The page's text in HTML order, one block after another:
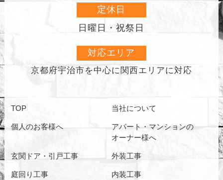
定休日
日曜日・祝祭日
対応エリア
京都府宇治市を中心に関西エリアに対応
TOP 当社について
個人のお客様へ
アパート・マンションの
オーナー様へ
玄関ドア・引戸工事 外装工事
庭回り工事 内装工事